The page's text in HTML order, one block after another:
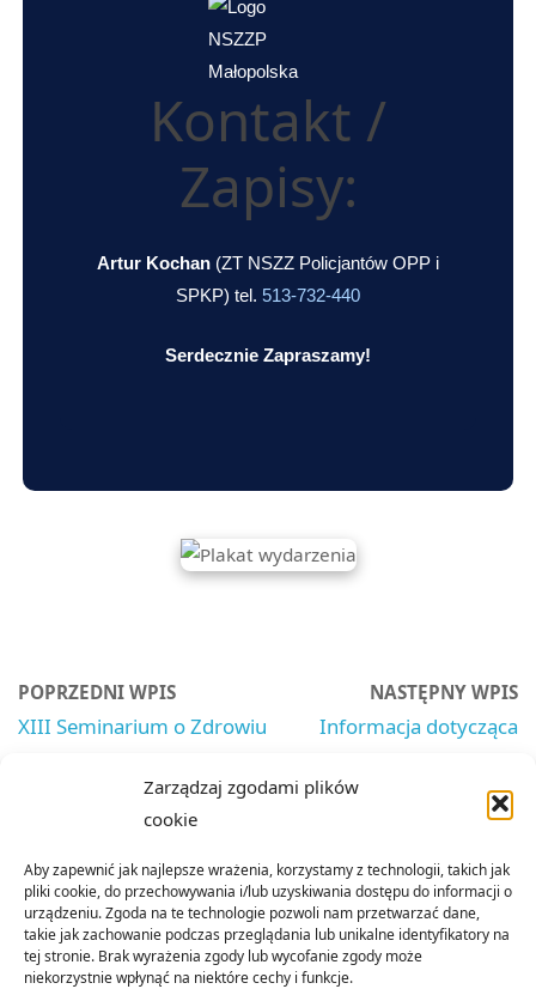
Zarządzaj zgodami plików
cookie
Aby zapewnić jak najlepsze wrażenia, korzystamy z technologii, takich jak
pliki cookie, do przechowywania i/lub uzyskiwania dostępu do informacji o
urządzeniu. Zgoda na te technologie pozwoli nam przetwarzać dane,
takie jak zachowanie podczas przeglądania lub unikalne identyfikatory na
tej stronie. Brak wyrażenia zgody lub wycofanie zgody może
niekorzystnie wpłynąć na niektóre cechy i funkcje.
Kontakt /
Zapisy:
Artur Kochan (ZT NSZZ Policjantów OPP i
SPKP) tel. 513-732-440
Serdecznie Zapraszamy!
POPRZEDNI WPIS
XIII Seminarium o Zdrowiu
Nowym Sączu
NASTĘPNY WPIS
Informacja dotycząca
T-Mobile